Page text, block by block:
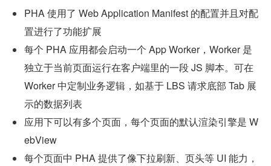
PHA 使用了 Web Application Manifest 的配置并且对配
置进行了功能扩展
每个 PHA 应用都会启动一个 App Worker，Worker 是
独立于当前页面运行在客户端里的一段 JS 脚本。可在
Worker 中定制业务逻辑，如基于 LBS 请求底部 Tab 展
示的数据列表
应用下可以有多个页面，每个页面的默认渲染引擎是 W
ebView
每个页面中 PHA 提供了像下拉刷新、页头等 UI 能力，